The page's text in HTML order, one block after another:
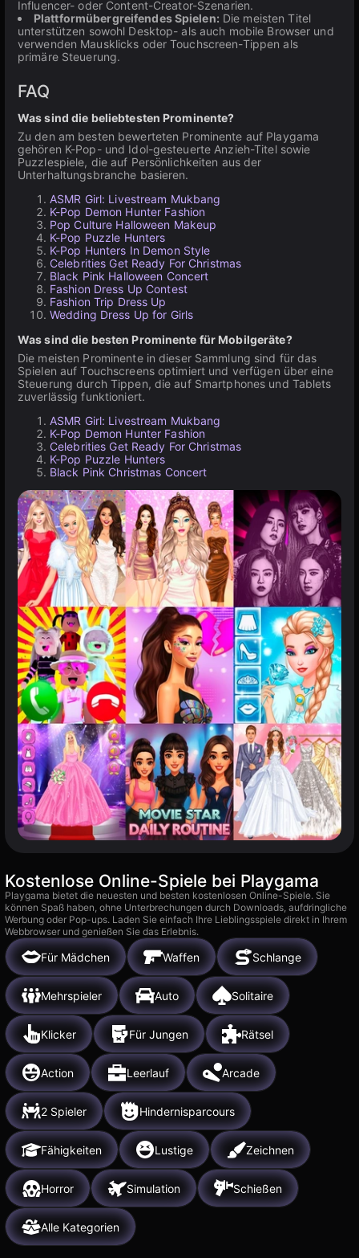
Influencer- oder Content-Creator-Szenarien.
Plattformübergreifendes Spielen: Die meisten Titel
unterstützen sowohl Desktop- als auch mobile Browser und
verwenden Mausklicks oder Touchscreen-Tippen als
primäre Steuerung.
FAQ
Was sind die beliebtesten Prominente?
Zu den am besten bewerteten Prominente auf Playgama
gehören K-Pop- und Idol-gesteuerte Anzieh-Titel sowie
Puzzlespiele, die auf Persönlichkeiten aus der
Unterhaltungsbranche basieren.
ASMR Girl: Livestream Mukbang
K-Pop Demon Hunter Fashion
Pop Culture Halloween Makeup
K-Pop Puzzle Hunters
K-Pop Hunters In Demon Style
Celebrities Get Ready For Christmas
Black Pink Halloween Concert
Fashion Dress Up Contest
Fashion Trip Dress Up
Wedding Dress Up for Girls
Was sind die besten Prominente für Mobilgeräte?
Die meisten Prominente in dieser Sammlung sind für das
Spielen auf Touchscreens optimiert und verfügen über eine
Steuerung durch Tippen, die auf Smartphones und Tablets
zuverlässig funktioniert.
ASMR Girl: Livestream Mukbang
K-Pop Demon Hunter Fashion
Celebrities Get Ready For Christmas
K-Pop Puzzle Hunters
Black Pink Christmas Concert
Kostenlose Online-Spiele bei Playgama
Playgama bietet die neuesten und besten kostenlosen Online-Spiele. Sie
können Spaß haben, ohne Unterbrechungen durch Downloads, aufdringliche
Werbung oder Pop-ups. Laden Sie einfach Ihre Lieblingsspiele direkt in Ihrem
Webbrowser und genießen Sie das Erlebnis.
Für Mädchen Waffen Schlange
Mehrspieler Auto Solitaire
Klicker Für Jungen Rätsel
Action Leerlauf Arcade
2 Spieler Hindernisparcours
Fähigkeiten Lustige Zeichnen
Horror Simulation Schießen
Alle Kategorien